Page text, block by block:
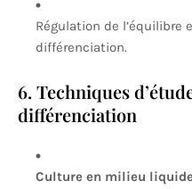
Régulation de
différenciation.
6. Techniques
différenciation
Culture en milieu